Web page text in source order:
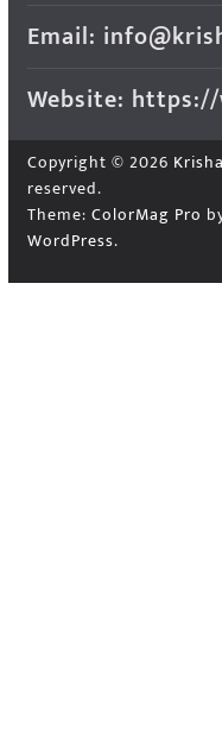
Email:
Website:
Copyright © 2026
reserved.
Theme: ColorMag Pro
WordPress.